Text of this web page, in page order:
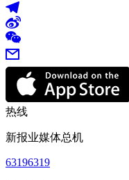
热线
新报业媒体总机
63196319